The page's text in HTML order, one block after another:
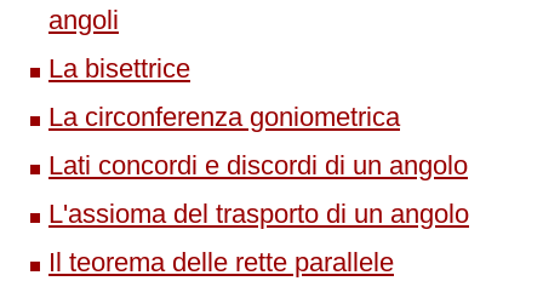
angoli
La bisettrice
La circonferenza goniometrica
Lati concordi e discordi di un angolo
L'assioma del trasporto di un angolo
Il teorema delle rette parallele